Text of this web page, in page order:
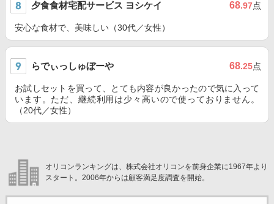
夕食食材宅配サービス ヨシケイ 68.97点
安心な食材で、美味しい（30代／女性）
らでぃっしゅぼーや 68.25点
お試しセットを買って、とても内容が良かったので気に入って
います。ただ、継続利用は少々高いので使っておりません。
（20代／女性）
オリコンランキングは、株式会社オリコンを前身企業に1967年より
スタート。2006年からは顧客満足度調査を開始。